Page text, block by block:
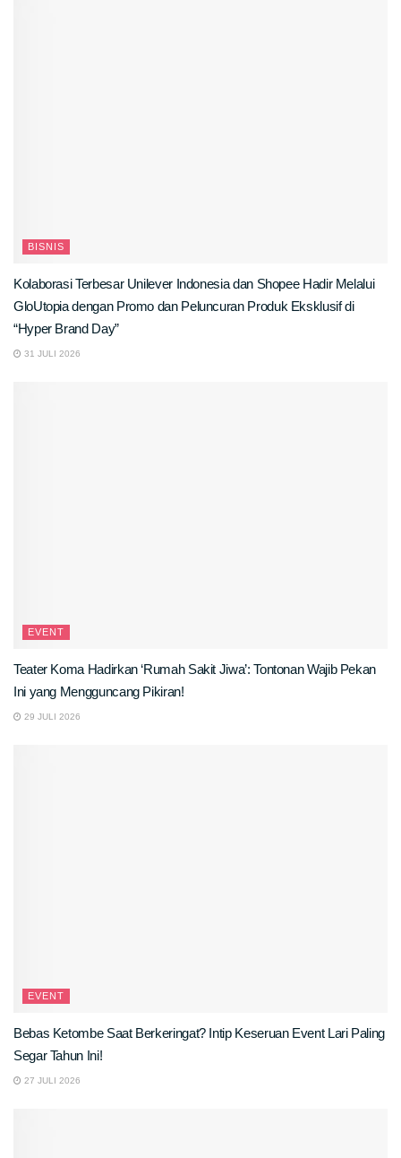
BISNIS
Kolaborasi Terbesar Unilever Indonesia dan Shopee Hadir Melalui
GloUtopia dengan Promo dan Peluncuran Produk Eksklusif di
“Hyper Brand Day”
31 JULI 2026
EVENT
Teater Koma Hadirkan ‘Rumah Sakit Jiwa’: Tontonan Wajib Pekan
Ini yang Mengguncang Pikiran!
29 JULI 2026
EVENT
Bebas Ketombe Saat Berkeringat? Intip Keseruan Event Lari Paling
Segar Tahun Ini!
27 JULI 2026